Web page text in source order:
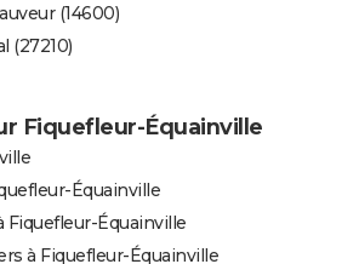
(14600)
(27210)
Fiquefleur-Équainville
Équainville
Fiquefleur-Équainville
à Fiquefleur-Équainville